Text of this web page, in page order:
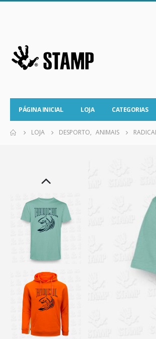
PÁGINA INICIAL LOJA CATEGORIAS
LOJA DESPORTO, ANIMAIS